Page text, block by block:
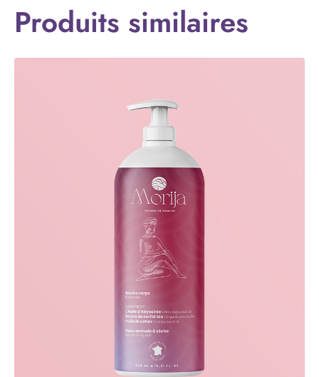
Produits similaires